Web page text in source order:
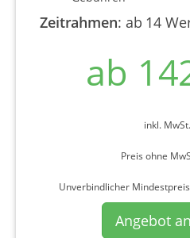
Zeitrahmen: ab 14
ab
inkl.
Preis ohne
Unverbindlicher
Angebot